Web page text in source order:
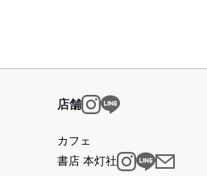
店舗
カフェ
書店 本灯社